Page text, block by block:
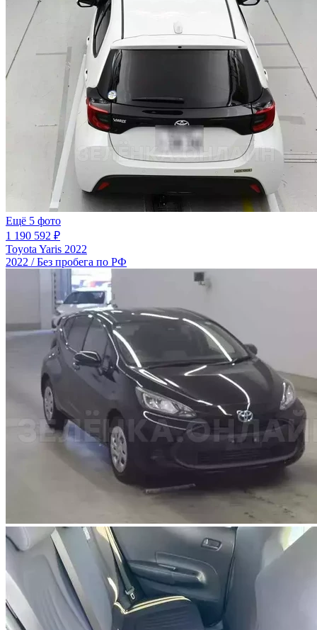
Ещё 5 фото
1 190 592 ₽
Toyota Yaris 2022
2022 / Без пробега по РФ